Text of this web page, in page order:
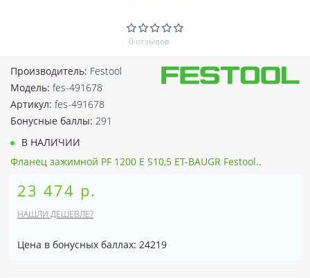
0 отзывов
Производитель: Festool
Модель: fes-491678
Артикул: fes-491678
Бонусные баллы: 291
В НАЛИЧИИ
Фланец зажимной PF 1200 E S10,5 ET-BAUGR Festool..
23 474 р.
НАШЛИ ДЕШЕВЛЕ?
Цена в бонусных баллах: 24219